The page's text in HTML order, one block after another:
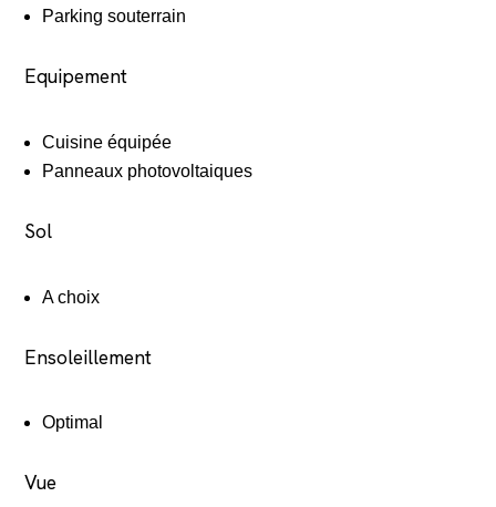
Parking souterrain
Equipement
Cuisine équipée
Panneaux photovoltaiques
Sol
A choix
Ensoleillement
Optimal
Vue